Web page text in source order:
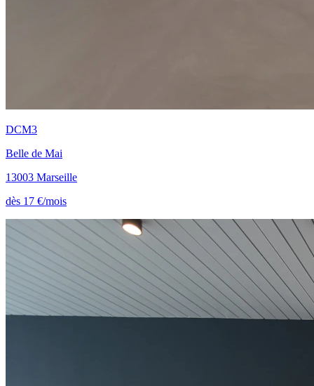
DCM3
Belle de Mai
13003 Marseille
dès 17 €/mois